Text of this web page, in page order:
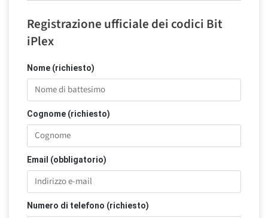
Registrazione ufficiale dei codici Bit
iPlex
Nome (richiesto)
Cognome (richiesto)
Email (obbligatorio)
Numero di telefono (richiesto)